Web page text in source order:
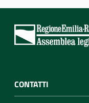
CONTATTI